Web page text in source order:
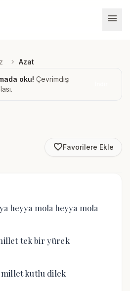
menu
chevron_right Azat
oku! Çevrimdışı
favorite_borderFavorilere Ekle
heyya mola heyya mola
tek bir yürek
millet kutlu dilek